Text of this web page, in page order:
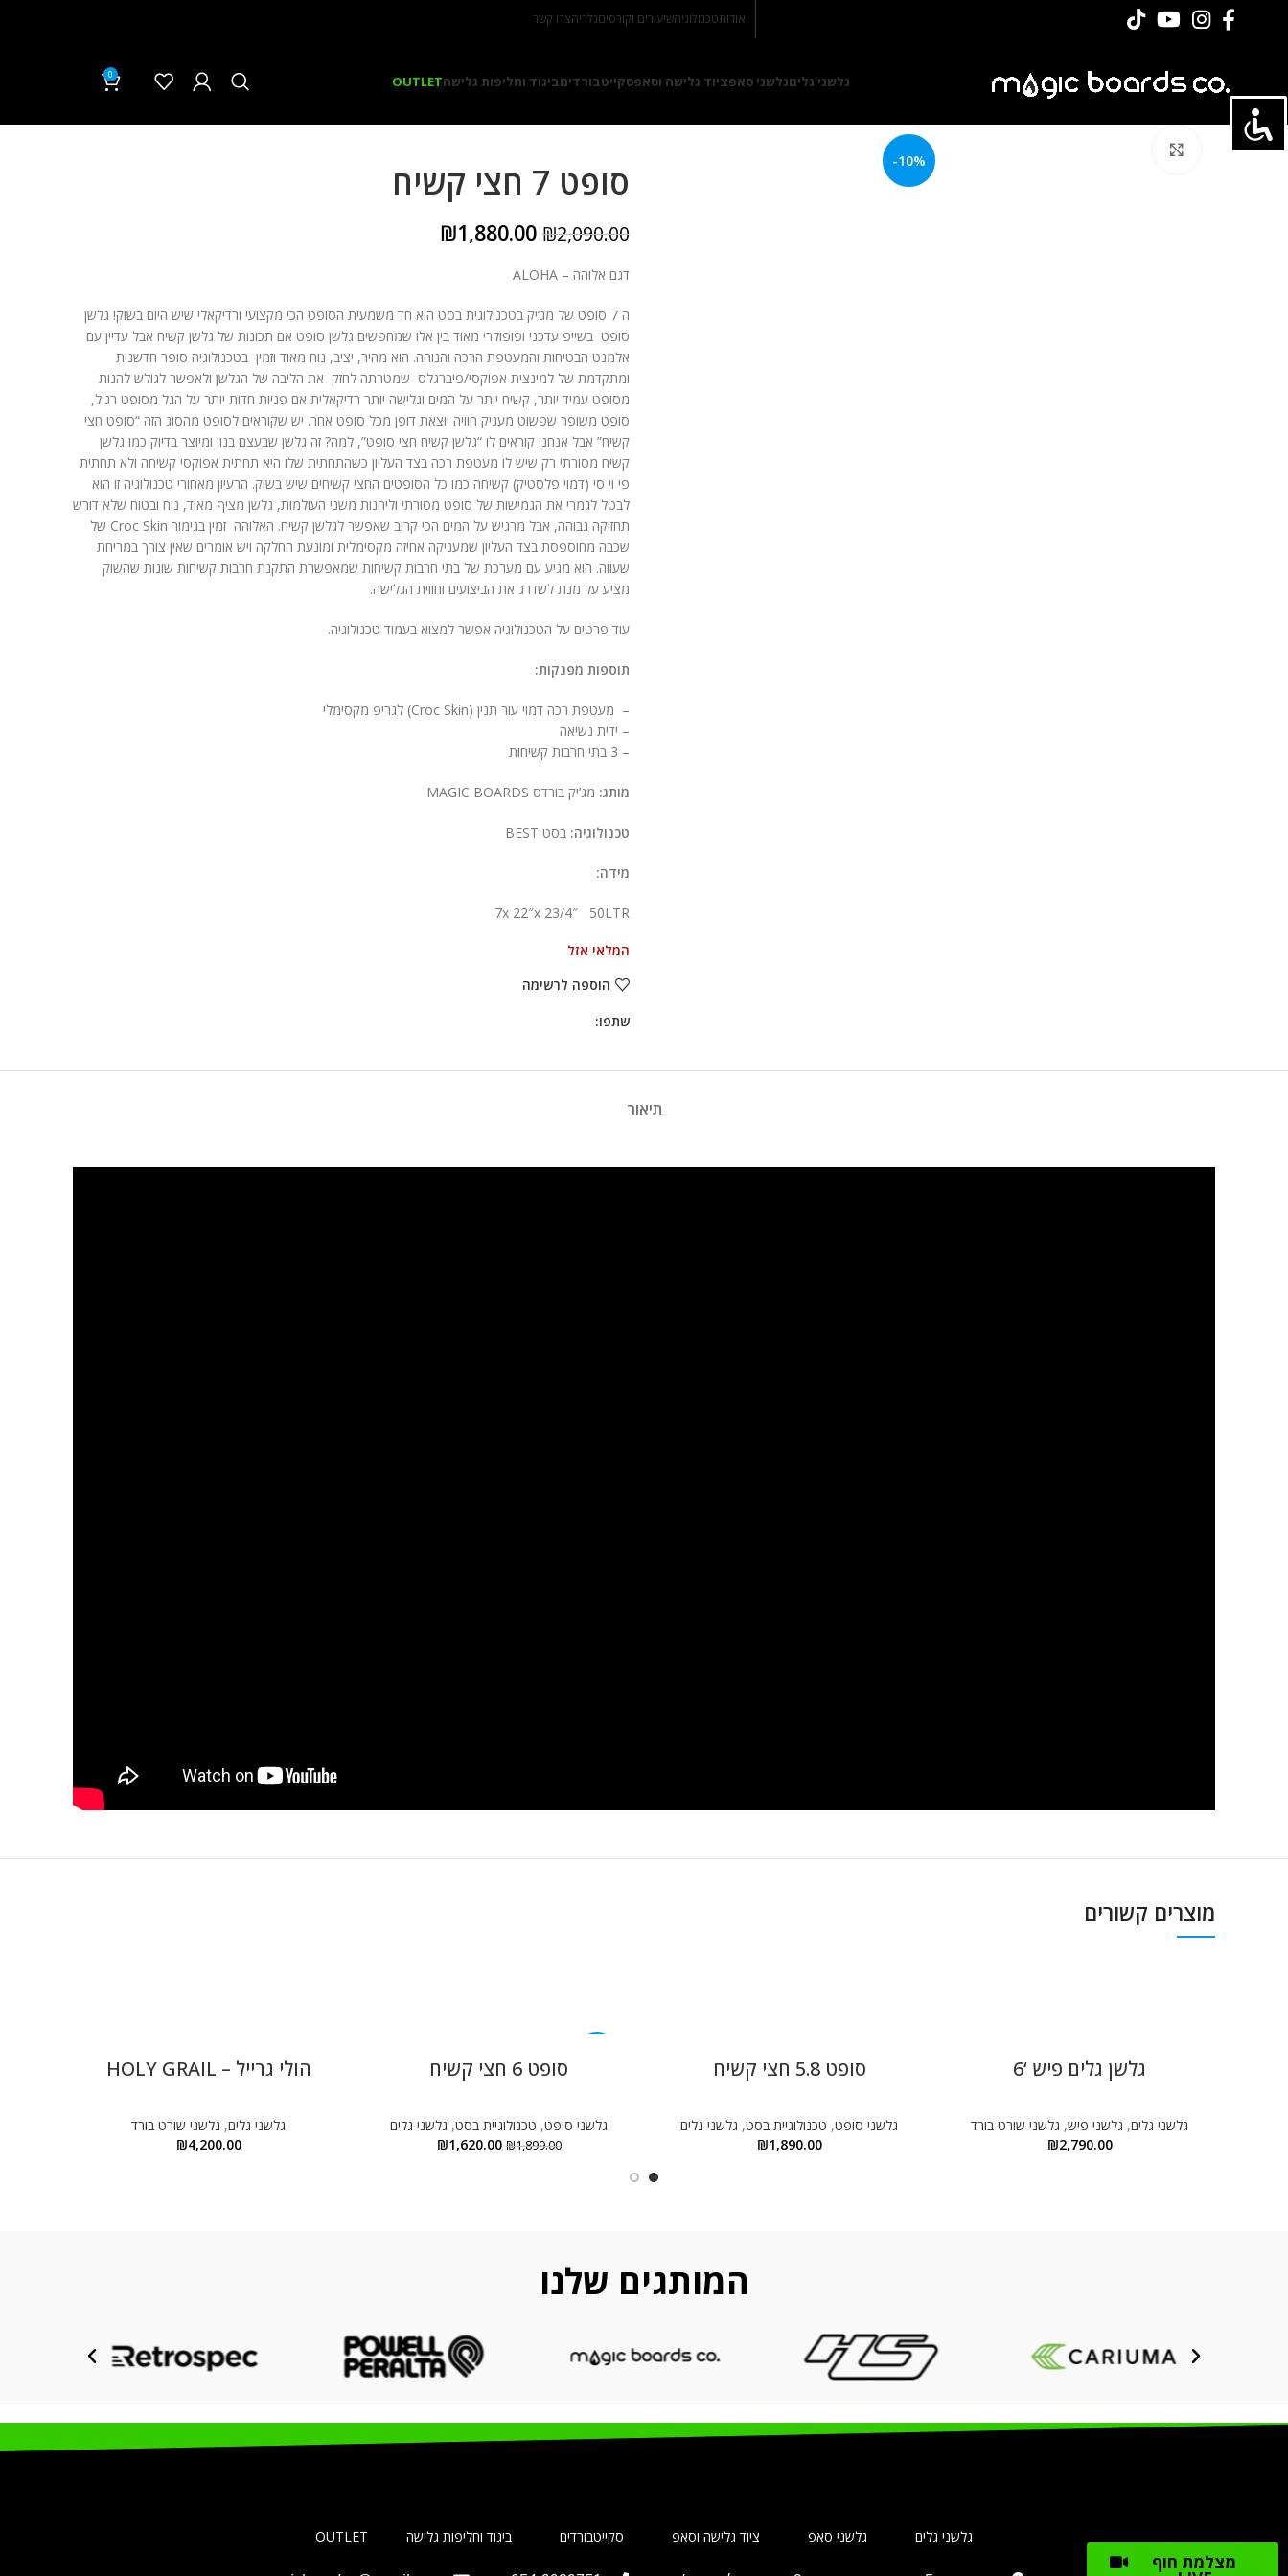
אודותטכנולוגיהשיעורים וקורסיםגלריהצרו קשר
גלשני גליםגלשני סאפציוד גלישה וסאפסקייטבורדיםביגוד וחליפות גלישהOUTLET
0
-10% סופט 7 חצי קשיח
₪2,090.00
₪1,880.00
דגם אלוהה – ALOHA
ה 7 סופט של מג’יק בטכנולוגית בסט הוא חד משמעית הסופט הכי מקצועי ורדיקאלי שיש היום בשוק! גלשן
סופט בשייפ עדכני ופופולרי מאוד בין אלו שמחפשים גלשן סופט אם תכונות של גלשן קשיח אבל עדיין עם
אלמנט הבטיחות והמעטפת הרכה והנוחה. הוא מהיר, יציב, נוח מאוד וזמין בטכנולוגיה סופר חדשנית
ומתקדמת של למינצית אפוקסי/פיברגלס שמטרתה לחזק את הליבה של הגלשן ולאפשר לגולש להנות
מסופט עמיד יותר, קשיח יותר על המים וגלישה יותר רדיקאלית אם פניות חדות יותר על הגל מסופט רגיל,
סופט משופר שפשוט מעניק חוויה יוצאת דופן מכל סופט אחר. יש שקוראים לסופט מהסוג הזה “סופט חצי
קשיח” אבל אנחנו קוראים לו “גלשן קשיח חצי סופט”, למה? זה גלשן שבעצם בנוי ומיוצר בדיוק כמו גלשן
קשיח מסורתי רק שיש לו מעטפת רכה בצד העליון כשהתחתית שלו היא תחתית אפוקסי קשיחה ולא תחתית
פי וי סי (דמוי פלסטיק) קשיחה כמו כל הסופטים החצי קשיחים שיש בשוק. הרעיון מאחורי טכנולוגיה זו הוא
לבטל לגמרי את הגמישות של סופט מסורתי וליהנות משני העולמות, גלשן מציף מאוד, נוח ובטוח שלא דורש
תחזוקה גבוהה, אבל מרגיש על המים הכי קרוב שאפשר לגלשן קשיח. האלוהה זמין בגימור Croc Skin של
שכבה מחוספסת בצד העליון שמעניקה אחיזה מקסימלית ומונעת החלקה ויש אומרים שאין צורך במריחת
שעווה. הוא מגיע עם מערכת של בתי חרבות קשיחות שמאפשרת התקנת חרבות קשיחות שונות שהשוק
מציע על מנת לשדרג את הביצועים וחווית הגלישה.
עוד פרטים על הטכנולוגיה אפשר למצוא בעמוד טכנולוגיה.
תוספות מפנקות:
– מעטפת רכה דמוי עור תנין (Croc Skin) לגריפ מקסימלי
– ידית נשיאה
– 3 בתי חרבות קשיחות
מותג: מג’יק בורדס MAGIC BOARDS
טכנולוגיה: בסט BEST
מידה:
7x 22″x 23/4″ 50LTR
המלאי אזל
הוספה לרשימה
שתפו:
תיאור
מוצרים קשורים
גלשן גלים פיש ‘6
גלשני גלים, גלשני פיש, גלשני שורט בורד
₪2,790.00
סופט 5.8 חצי קשיח
גלשני סופט, טכנולוגיית בסט, גלשני גלים
₪1,890.00
סופט 6 חצי קשיח
גלשני סופט, טכנולוגיית בסט, גלשני גלים
₪1,899.00
₪1,620.00
הולי גרייל – HOLY GRAIL
גלשני גלים, גלשני שורט בורד
₪4,200.00
המותגים שלנו
מצלמת חוף
גלשני גלים גלשני סאפ ציוד גלישה וסאפ סקייטבורדים ביגוד וחליפות גלישה OUTLET